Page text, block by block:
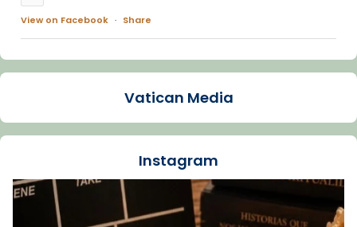
View on Facebook · Share
Arquebisbat de Barcelona
La Carmina va patir depressió. Fa gairebé
dos mesos, a l'Estadi Lluís Companys, la
Recupera l'entrevista comp
Vatican
tican News 👇
Vatican Media
Instagram